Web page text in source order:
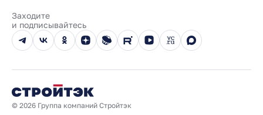
Реализованные проекты
Вопросы и ответы
Новости
Юбилейный год
Заходите
и подписывайтесь
© 2026 Группа компаний Стройтэк